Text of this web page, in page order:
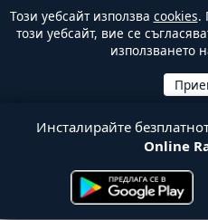
Този уебсайт използва cookies.
този уебсайт, вие се
използването
Инсталирайте
Online